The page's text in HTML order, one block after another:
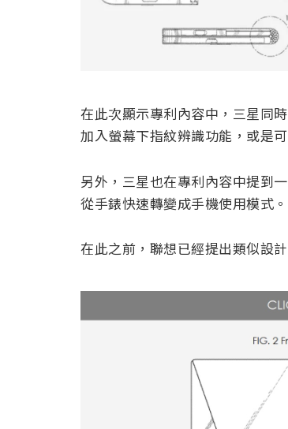
在此次顯示專利內容中，三星同
加入螢幕下指紋辨識功能，或是
另外，三星也在專利內容中提到
從手錶快速轉變成手機使用模式。
在此之前，聯想已經提出類似設